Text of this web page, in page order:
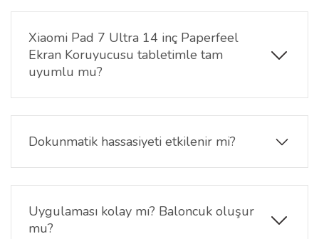
Xiaomi Pad 7 Ultra 14 inç Paperfeel
Ekran Koruyucusu tabletimle tam
uyumlu mu?
Evet, bu paperfeel ekran koruyucular Xiaomi Pad 7
Ultra 14 inç tablet için özel olarak tasarlanmıştır.
Cihazınızın ekran boyutlarına ve yapısına tam uyum
Dokunmatik hassasiyeti etkilenir mi?
Hayır, ultra hassas yapısı sayesinde dokunmatik
ekranın hassasiyeti etkilenmez. Menü geçişleri,
kaydırma ve komutlar sorunsuz şekilde çalışmaya
devam eder.
Uygulaması kolay mı? Baloncuk oluşur
mu?